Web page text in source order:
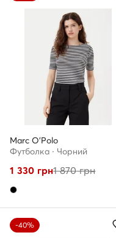
Marc O'Polo
Футболка · Чорний
1 330 грн1 870грн
-40%